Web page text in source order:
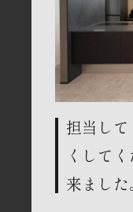
担当し
くして
来ました